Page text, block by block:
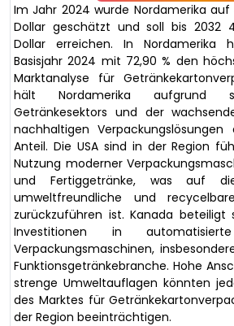
Im Jahr 2024 wurde Nordamerika auf
Dollar geschätzt und soll bis 2032
Dollar erreichen. In Nordamerika
Basisjahr 2024 mit 72,90 % den
Marktanalyse für
hält Nordamerika aufgrund
Getränkesektors und der
nachhaltigen
Anteil. Die USA sind in der Region
Nutzung moderner
und Fertiggetränke, was auf
umweltfreundliche und
zurückzuführen ist. Kanada
Investitionen in
Verpackungsmaschinen,
Funktionsgetränkebranche. Hohe
strenge Umweltauflagen könnten
des Marktes für
der Region beeinträchtigen.